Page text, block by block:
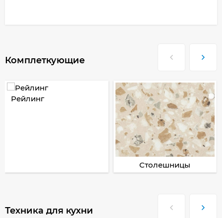
Комплеткующие
Рейлинг
Столешницы
Техника для кухни